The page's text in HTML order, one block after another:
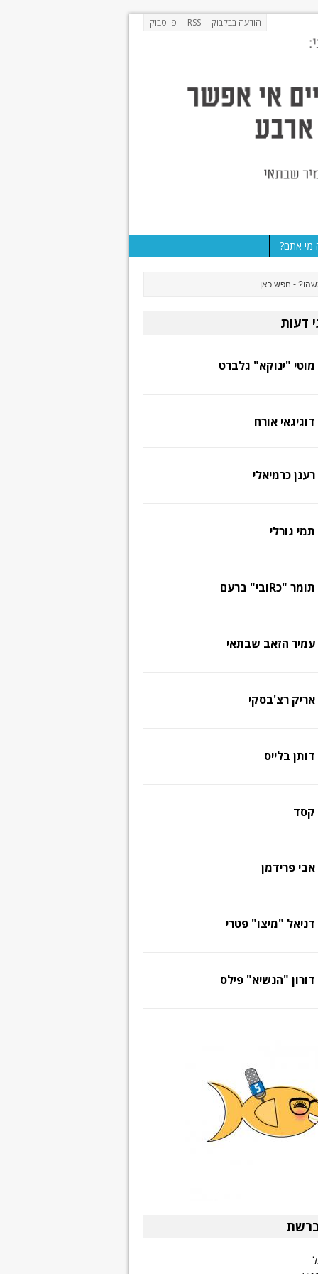
הודעה בבקבוק RSS פייסבוק
מי אתם?
דעות
מוטי "ינוקא" גלברט
דוגיגאי אורח
רענן כרמיאלי
תמי גורלי
תומר "כRובי" ברעם
עמיר הזאב שבתאי
אריק רצ'בסקי
דותן בלייס
קסד
אבי פרידמן
דניאל "מיצו" פטרי
דורון "הנשיא" פילס